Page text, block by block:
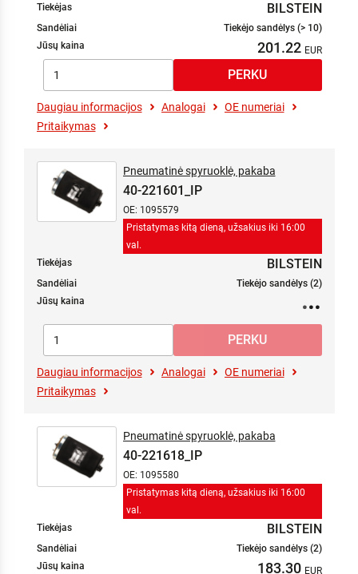
Tiekėjas BILSTEIN
Sandėliai
Tiekėjo sandėlys (> 10)
Jūsų kaina
201.22
Daugiau informacijos Analogai
OE numeriai
Pritaikymas
Pristatymas kitą dieną, užsakius iki 16:00
val.
Pneumatinė spyruoklė, pakaba
40-221601_IP
OE: 1095579
Tiekėjas BILSTEIN
Sandėliai
Tiekėjo sandėlys (2)
Jūsų kaina
Daugiau informacijos Analogai
OE numeriai
Pritaikymas
Pristatymas kitą dieną, užsakius iki 16:00
val.
Pneumatinė spyruoklė, pakaba
40-221618_IP
OE: 1095580
Tiekėjas BILSTEIN
Sandėliai
Tiekėjo sandėlys (2)
Jūsų kaina
183.30